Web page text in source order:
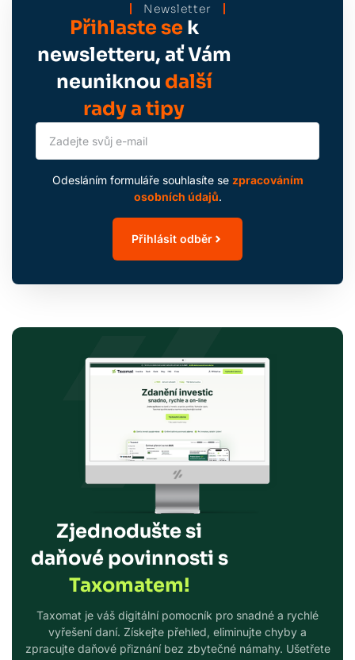
Newsletter
Přihlaste sek
newsletteru, ať Vám
neuniknou další
rady a tipy
Odesláním formuláře souhlasíte se zpracováním
osobních údajů.
Přihlásit odběr
Zjednodušte si
daňové povinnosti s
Taxomatem!
Taxomat je váš digitální pomocník pro snadné a rychlé
vyřešení daní. Získejte přehled, eliminujte chyby a
zpracujte daňové přiznání bez zbytečné námahy. Ušetřete